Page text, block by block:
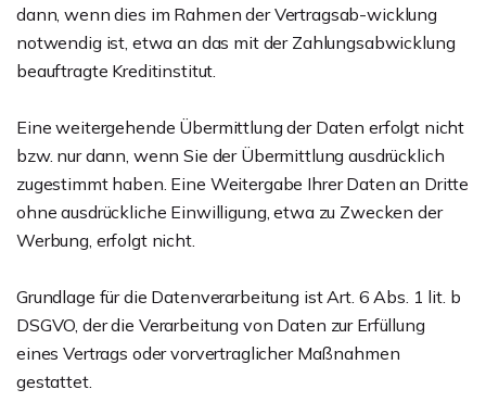
dann, wenn dies im Rahmen der Vertragsab-wicklung
notwendig ist, etwa an das mit der Zahlungsabwicklung
beauftragte Kreditinstitut.
Eine weitergehende Übermittlung der Daten erfolgt nicht
bzw. nur dann, wenn Sie der Übermittlung ausdrücklich
zugestimmt haben. Eine Weitergabe Ihrer Daten an Dritte
ohne ausdrückliche Einwilligung, etwa zu Zwecken der
Werbung, erfolgt nicht.
Grundlage für die Datenverarbeitung ist Art. 6 Abs. 1 lit. b
DSGVO, der die Verarbeitung von Daten zur Erfüllung
eines Vertrags oder vorvertraglicher Maßnahmen
gestattet.